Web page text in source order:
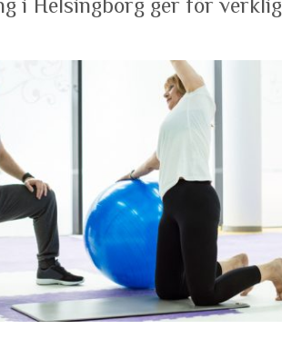
i Helsingborg ger för verklig